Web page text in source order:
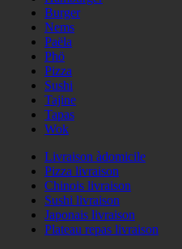
Burger
Nems
Paëla
Phö
Pizza
Sushi
Tajine
Tapas
Wok
Livraison àdomicile
Pizza livraison
Chinois livraison
Sushi livraison
Japonais livraison
Plateau repas livraison